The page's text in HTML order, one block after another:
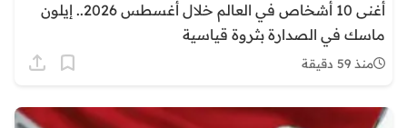
أغنى 10 أشخاص في العالم خلال أغسطس 2026.. إيلون
ماسك في الصدارة بثروة قياسية
منذ 59 دقيقة